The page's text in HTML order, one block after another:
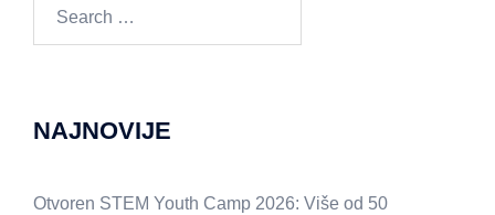
NAJNOVIJE
Otvoren STEM Youth Camp 2026: Više od 50